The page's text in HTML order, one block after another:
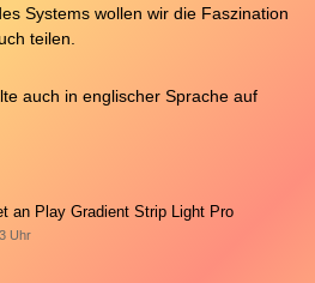
Systems wollen wir die Faszination
teilen.
auch in englischer Sprache auf
an Play Gradient Strip Light Pro
Uhr